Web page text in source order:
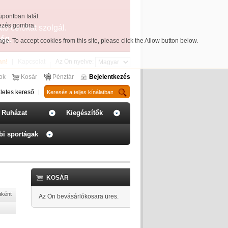
talál.
gombra.
. To accept cookies from this site, please click the Allow button below.
célokat szolgál.
Az Ön nyelve:
Kosár Pénztár Bejelentkezés
kereső
Ruházat Kiegészítők
sportágak
KOSÁR
Az Ön bevásárlókosara üres.